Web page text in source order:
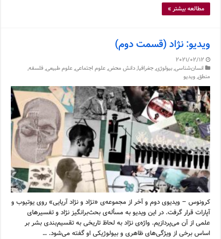
مطالعه بیشتر »
ویدیو: نژاد (قسمت دوم)
2021/02/12
انسان‌شناسی,بیولوژی,جغرافیا,دانش محض,علوم اجتماعی,علوم طبیعی,فلسفه,
منطق,ویدیو
کرونوس – ویدیوی دوم و آخر از مجموعه‌ی «نژاد و نژاد آریایی» روی یوتیوب و
آپارات قرار گرفت. در این ویدیو به مسأله‌ی بحث‌برانگیز نژاد و تفسیرهای
علمی از آن می‌پردازیم. واژه‌ی نژاد به لحاظ تاریخی به تقسیم‌بندی بشر بر
اساس برخی از ویژگی‌های ظاهری و بیولوژیکی او گفته می‌شود. …